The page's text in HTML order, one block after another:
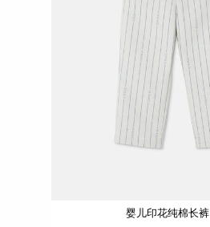
婴儿印花纯棉长裤